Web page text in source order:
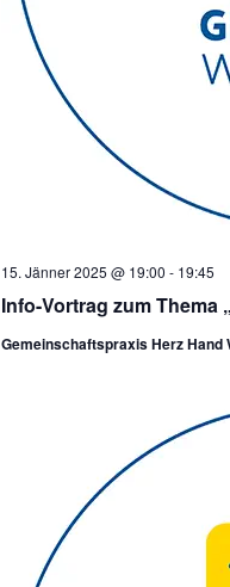
Info-Vortrag zum Thema
15. Jänner 2025 @ 19:00 - 19:45
Gemeinschaftspraxis Herz Hand